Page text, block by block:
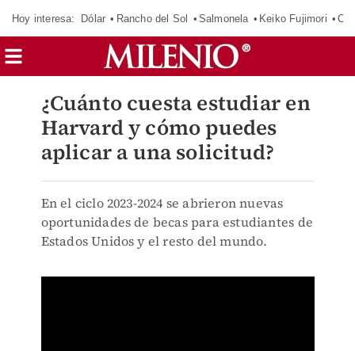
Hoy interesa: Dólar Rancho del Sol Salmonela Keiko Fujimori
¿Cuánto cuesta estudiar en
Harvard y cómo puedes
aplicar a una solicitud?
En el ciclo 2023-2024 se abrieron nuevas
oportunidades de becas para estudiantes de
Estados Unidos y el resto del mundo.